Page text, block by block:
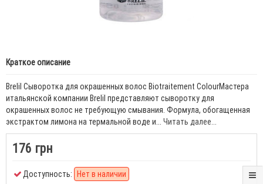
Краткое описание
Brelil Сыворотка для окрашенных волос Biotraitement ColourМастера
итальянской компании Brelil представляют сыворотку для
окрашенных волос не требующую смывания. Формула, обогащенная
экстрактом лимона на термальной воде и... Читать далее...
176 грн
Доступность: Нет в наличии